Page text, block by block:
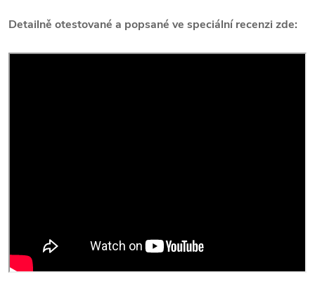
Detailně otestované a popsané ve speciální recenzi zde: